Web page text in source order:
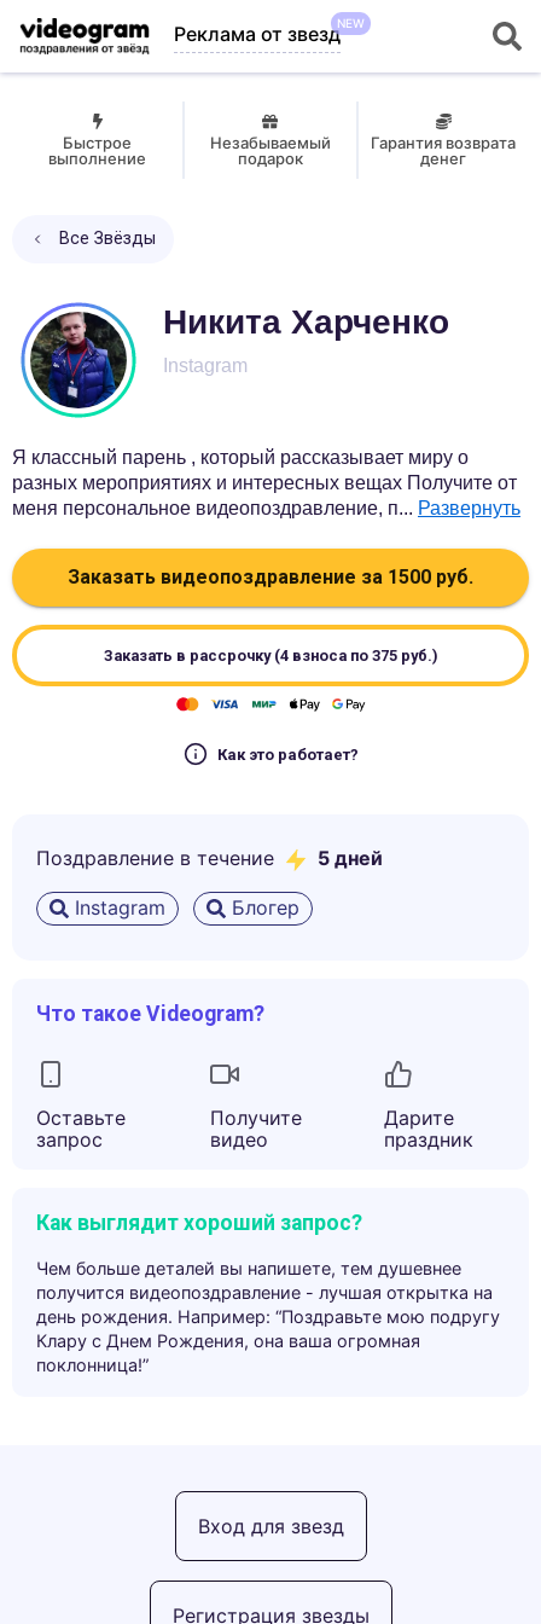
Реклама от звездNEW
Быстрое
выполнение
Незабываемый
подарок
Гарантия возврата
денег
Все Звёзды
Никита Харченко
Instagram
Я классный парень , который рассказывает миру о
разных мероприятиях и интересных вещах Получите от
меня персональное видеопоздравление, п... Развернуть
Заказать видеопоздравление за 1500 руб.
Заказать в рассрочку (4 взноса по 375руб.)
Как это работает?
Поздравление в течение 5 дней
Instagram Блогер
Что такое Videogram?
Оставьте
запрос
Получите
видео
Дарите
праздник
Как выглядит хороший запрос?
Чем больше деталей вы напишете, тем душевнее
получится видеопоздравление - лучшая открытка на
день рождения. Например: “Поздравьте мою подругу
Клару с Днем Рождения, она ваша огромная
поклонница!”
Регистрация звезды
Вход для звезд